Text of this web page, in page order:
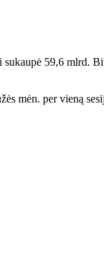
59,6 mlrd.
mėn. per vieną